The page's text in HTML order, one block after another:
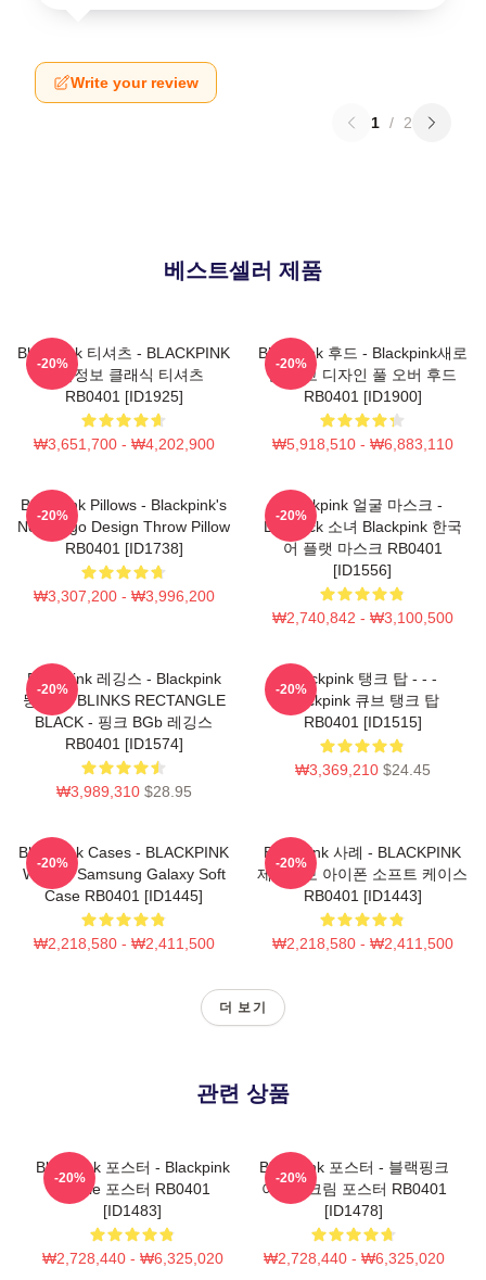
Write your review
1 / 2
베스트셀러 제품
Blackpink 티셔츠 - BLACKPINK
제품정보 클래식 티셔츠
RB0401 [ID1925]
₩3,651,700 - ₩4,202,900
-20%
Blackpink 후드 - Blackpink새로
운 로고 디자인 풀 오버 후드
RB0401 [ID1900]
₩5,918,510 - ₩6,883,110
-20%
Blackpink Pillows - Blackpink's
New Logo Design Throw Pillow
RB0401 [ID1738]
₩3,307,200 - ₩3,996,200
-20%
Blackpink 얼굴 마스크 -
Lovesick 소녀 Blackpink 한국
어 플랫 마스크 RB0401
[ID1556]
₩2,740,842 - ₩3,100,500
-20%
Blackpink 레깅스 - Blackpink
뚱 베어 BLINKS RECTANGLE
BLACK - 핑크 BGb 레깅스
RB0401 [ID1574]
₩3,989,310 $28.95
-20%
Blackpink 탱크 탑 - - -
Blackpink 큐브 탱크 탑
RB0401 [ID1515]
₩3,369,210 $24.45
-20%
Blackpink Cases - BLACKPINK
Whistle Samsung Galaxy Soft
Case RB0401 [ID1445]
₩2,218,580 - ₩2,411,500
-20%
Blackpink 사례 - BLACKPINK
제품정보 아이폰 소프트 케이스
RB0401 [ID1443]
₩2,218,580 - ₩2,411,500
-20%
더 보기
관련 상품
Blackpink 포스터 - Blackpink
Jennie 포스터 RB0401
[ID1483]
₩2,728,440 - ₩6,325,020
-20%
Blackpink 포스터 - 블랙핑크
아이스크림 포스터 RB0401
[ID1478]
₩2,728,440 - ₩6,325,020
-20%